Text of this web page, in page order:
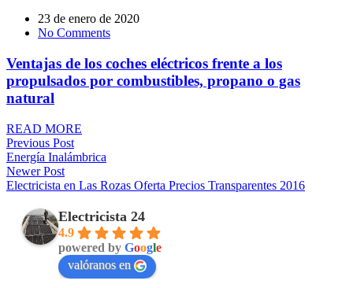
23 de enero de 2020
No Comments
Ventajas de los coches eléctricos frente a los
propulsados por combustibles, propano o gas
natural
READ MORE
Previous Post
Energía Inalámbrica
Newer Post
Electricista en Las Rozas Oferta Precios Transparentes 2016
Electricista 24
4.9
powered by Google
valóranos en